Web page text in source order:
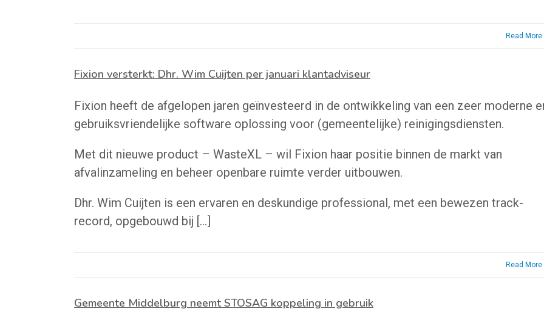
Read More
Fixion versterkt: Dhr. Wim Cuijten per januari klantadviseur
Fixion heeft de afgelopen jaren geïnvesteerd in de ontwikkeling van een zeer moderne
gebruiksvriendelijke software oplossing voor (gemeentelijke) reinigingsdiensten.
Met dit nieuwe product – WasteXL – wil Fixion haar positie binnen de markt van
afvalinzameling en beheer openbare ruimte verder uitbouwen.
Dhr. Wim Cuijten is een ervaren en deskundige professional, met een bewezen track-
record, opgebouwd bij […]
Read More
Gemeente Middelburg neemt STOSAG koppeling in gebruik